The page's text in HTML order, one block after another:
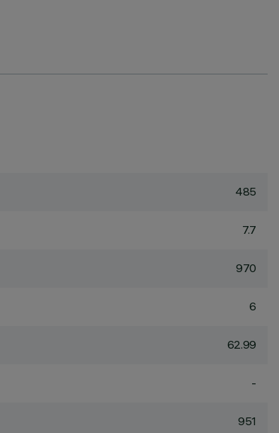
485
7.7
970
6
62.99
-
951